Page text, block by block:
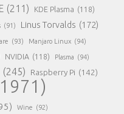
(211) KDE Plasma (118)
(91) Linus Torvalds (172)
(93) Manjaro Linux (94)
NVIDIA (118) Plasma (94)
(245) Raspberry Pi (142)
Wine (92)